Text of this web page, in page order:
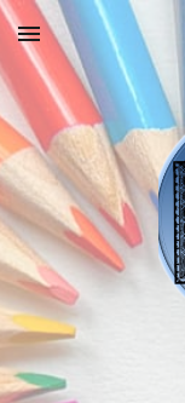
Skip to main content